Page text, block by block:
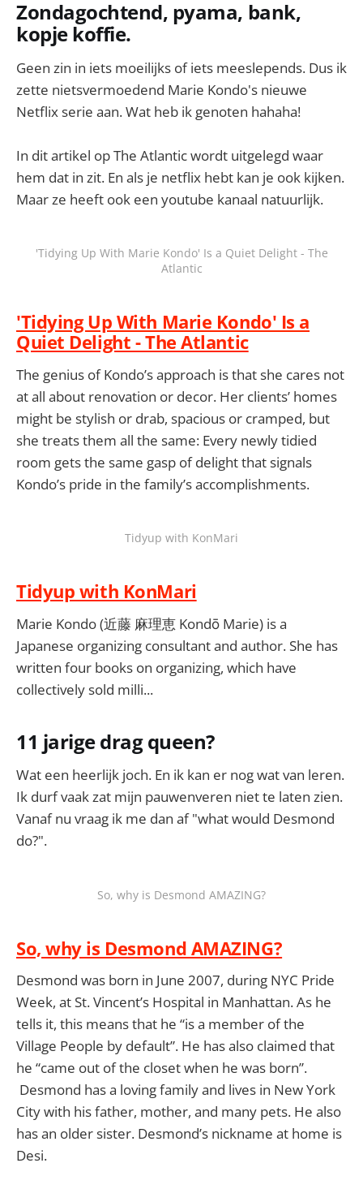
Zondagochtend, pyama, bank,
kopje koffie.
Geen zin in iets moeilijks of iets meeslepends. Dus ik
zette nietsvermoedend Marie Kondo's nieuwe
Netflix serie aan. Wat heb ik genoten hahaha!
In dit artikel op The Atlantic wordt uitgelegd waar
hem dat in zit. En als je netflix hebt kan je ook kijken.
Maar ze heeft ook een youtube kanaal natuurlijk.
'Tidying Up With Marie Kondo' Is a Quiet Delight - The
Atlantic
'Tidying Up With Marie Kondo' Is a
Quiet Delight - The Atlantic
The genius of Kondo’s approach is that she cares not
at all about renovation or decor. Her clients’ homes
might be stylish or drab, spacious or cramped, but
she treats them all the same: Every newly tidied
room gets the same gasp of delight that signals
Kondo’s pride in the family’s accomplishments.
Tidyup with KonMari
Tidyup with KonMari
Marie Kondo (近藤 麻理恵 Kondō Marie) is a
Japanese organizing consultant and author. She has
written four books on organizing, which have
collectively sold milli...
11 jarige drag queen?
Wat een heerlijk joch. En ik kan er nog wat van leren.
Ik durf vaak zat mijn pauwenveren niet te laten zien.
Vanaf nu vraag ik me dan af "what would Desmond
do?".
So, why is Desmond AMAZING?
So, why is Desmond AMAZING?
Desmond was born in June 2007, during NYC Pride
Week, at St. Vincent’s Hospital in Manhattan. As he
tells it, this means that he “is a member of the
Village People by default”. He has also claimed that
he “came out of the closet when he was born”.
Desmond has a loving family and lives in New York
City with his father, mother, and many pets. He also
has an older sister. Desmond’s nickname at home is
Desi.